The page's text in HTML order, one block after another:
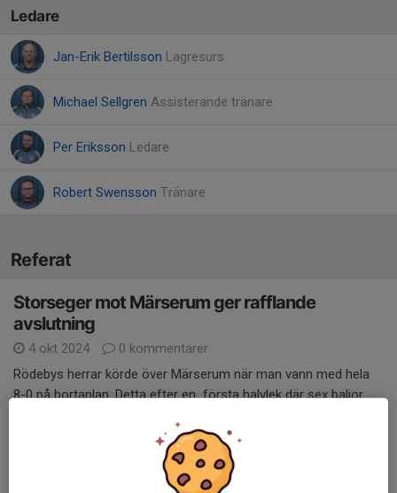
Ledare
Jan-Erik Bertilsson Lagresurs
Michael Sellgren Assisterande tränare
Per Eriksson Ledare
Robert Swensson Tränare
Referat
Storseger mot Märserum ger rafflande
avslutning
4 okt 2024
0 kommentarer
Rödebys herrar körde över Märserum när man vann med hela
8-0 på bortaplan. Detta efter en första halvlek där sex baljor
Blåvitt tog omgående tag i matchen och redan efter sju minuter
kom Filip loss på vänsterkanten, inlägget möttes upp av Calle
som snyggt satte bollen i nätet på volley. En lysande start i en